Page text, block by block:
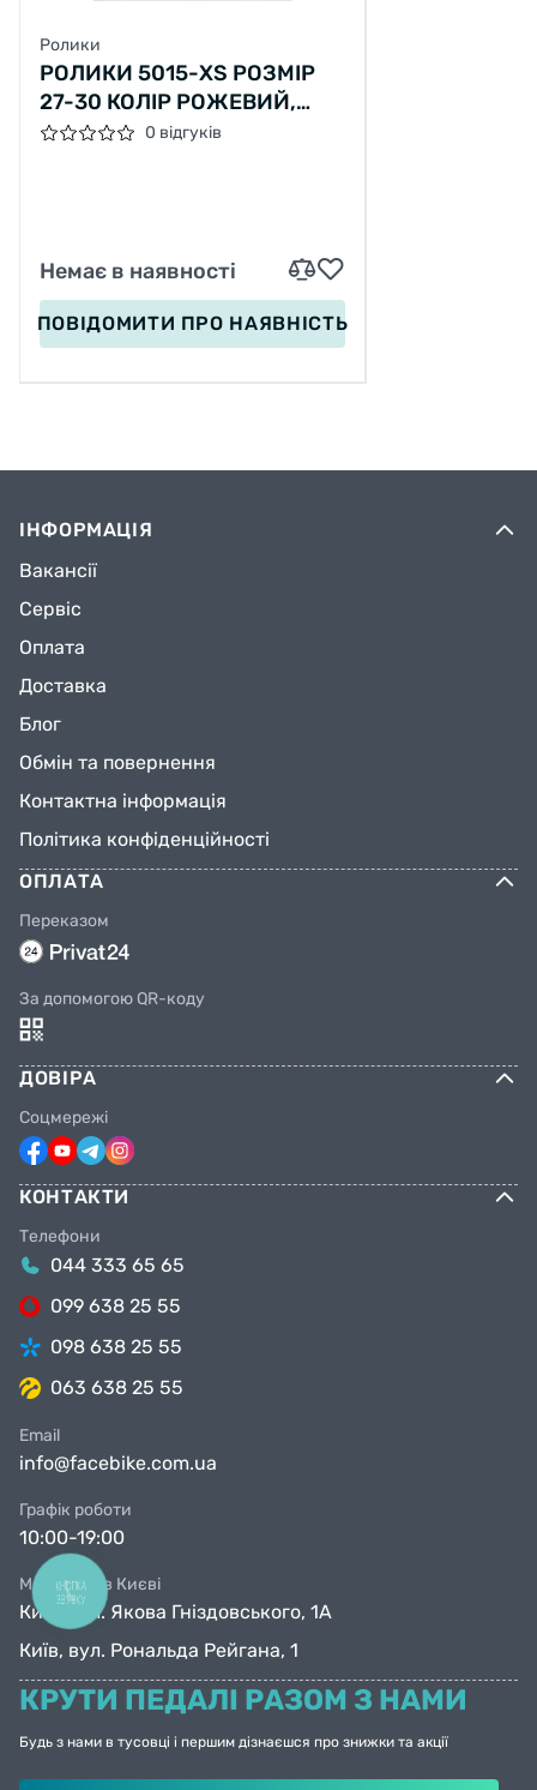
Ролики
РОЛИКИ 5015-XS РОЗМІР
27-30 КОЛІР РОЖЕВИЙ,
КОЛЕСА PVC, КОЛЕСА ЗІ
0 відгуків
Немає в наявності
ПОВІДОМИТИ ПРО НАЯВНІСТЬ
ІНФОРМАЦІЯ
Вакансії
Сервіс
Оплата
Доставка
Блог
Обмін та повернення
Контактна інформація
Політика конфіденційності
ОПЛАТА
Переказом
За допомогою QR-коду
ДОВІРА
Соцмережі
КОНТАКТИ
Телефони
044 333 65 65
099 638 25 55
098 638 25 55
063 638 25 55
Email
info@facebike.com.ua
Графік роботи
10:00-19:00
Магазини в Києві
Київ, вул. Якова Гніздовського, 1А
Київ, вул. Рональда Рейгана, 1
КРУТИ ПЕДАЛІ РАЗОМ З НАМИ
Будь з нами в тусовці і першим дізнаєшся про знижки та акції
КНОПКА
ЗВ'ЯЗКУ